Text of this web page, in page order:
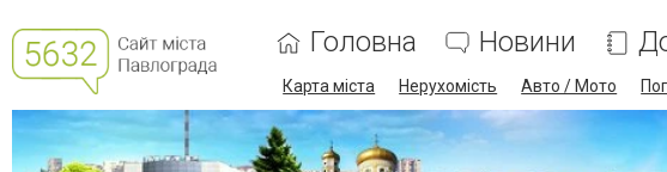
Головна Новини
Карта міста Нерухомість Авто / Мото